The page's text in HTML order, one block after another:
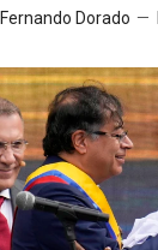
Fernando Dorado